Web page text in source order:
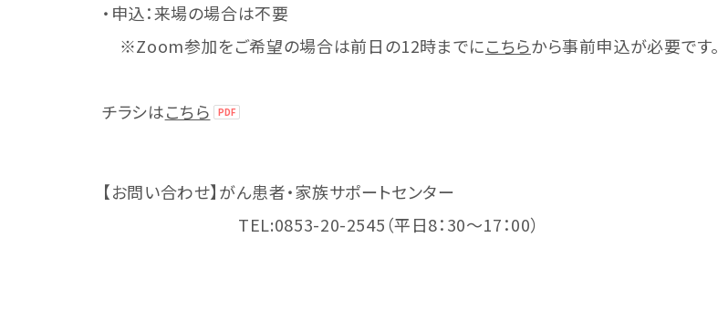
・申込：来場の場合は不要
※Zoom参加をご希望の場合は前日の12時までにこちらから事前申込が必要です。
チラシはこちら
【お問い合わせ】がん患者・家族サポートセンター
TEL:0853-20-2545（平日8：30～17：00）